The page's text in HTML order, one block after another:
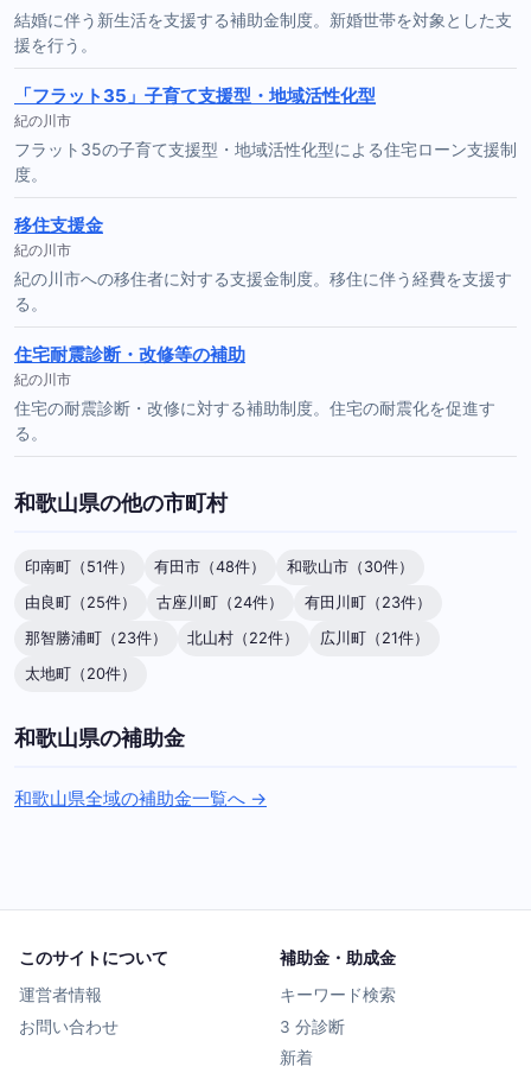
結婚に伴う新生活を支援する補助金制度。新婚世帯を対象とした支
援を行う。
「フラット35」子育て支援型・地域活性化型
紀の川市
フラット35の子育て支援型・地域活性化型による住宅ローン支援制
度。
移住支援金
紀の川市
紀の川市への移住者に対する支援金制度。移住に伴う経費を支援す
る。
住宅耐震診断・改修等の補助
紀の川市
住宅の耐震診断・改修に対する補助制度。住宅の耐震化を促進す
る。
和歌山県の他の市町村
印南町（51件） 有田市（48件）
和歌山市（30件）
由良町（25件）
古座川町（24件）
有田川町（23件）
那智勝浦町（23件）
北山村（22件）
広川町（21件）
太地町（20件）
和歌山県の補助金
和歌山県全域の補助金一覧へ →
このサイトについて
運営者情報
お問い合わせ
補助金・助成金
キーワード検索
3 分診断
新着